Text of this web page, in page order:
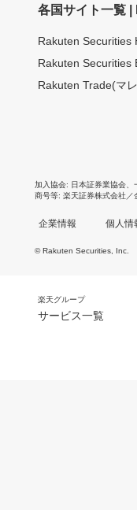
各国サイト一覧
Rakuten Securities
Rakuten Securities
Rakuten Trade(マ
加入協会 日本証券業協会
商号等 楽天証券株式会社／
企業情報 個人情
© Rakuten Securities, Inc.
楽天グループ
サービス一覧